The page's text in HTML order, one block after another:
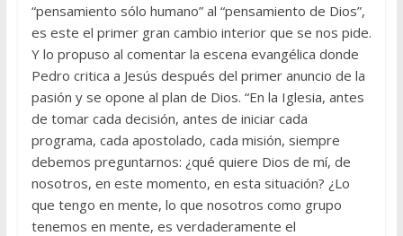
“pensamiento sólo humano” al “pensamiento de Dios”,
es este el primer gran cambio interior que se nos pide.
Y lo propuso al comentar la escena evangélica donde
Pedro critica a Jesús después del primer anuncio de la
pasión y se opone al plan de Dios. “En la Iglesia, antes
de tomar cada decisión, antes de iniciar cada
programa, cada apostolado, cada misión, siempre
debemos preguntarnos: ¿qué quiere Dios de mí, de
nosotros, en este momento, en esta situación? ¿Lo
que tengo en mente, lo que nosotros como grupo
tenemos en mente, es verdaderamente el